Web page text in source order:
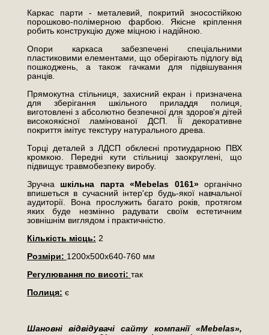
Каркас парти - металевий, покритий зносостійкою
порошково-полімерною фарбою. Якісне кріплення
робить конструкцію дуже міцною і надійною.
Опори каркаса забезпечені спеціальними
пластиковими елементами, що оберігають підлогу від
пошкоджень, а також гачками для підвішування
ранців.
Прямокутна стільниця, захисний екран і призначена
для зберігання шкільного приладдя полиця,
виготовлені з абсолютно безпечної для здоров'я дітей
високоякісної ламінованої ДСП. Її декоративне
покриття імітує текстуру натурального древа.
Торці деталей з ЛДСП обклеєні протиударною ПВХ
кромкою. Передні кути стільниці заокруглені, що
підвищує травмобезпеку виробу.
Зручна шкільна парта «Mebelas 0161»органічно
впишеться в сучасний інтер'єр будь-якої навчальної
аудиторії. Вона прослужить багато років, протягом
яких буде незмінно радувати своїм естетичним
зовнішнім виглядом і практичністю.
Кількість місць: 2
Розміри: 1200х500х640-760 мм
Регулювання по висоті: так
Полиця: є
Шановні відвідувачі сайту компанії «Mebelas»,